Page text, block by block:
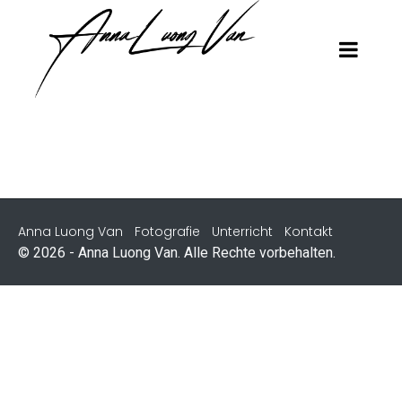
Anna Luong Van Fotografie Unterricht Kontakt
© 2026 - Anna Luong Van. Alle Rechte vorbehalten.